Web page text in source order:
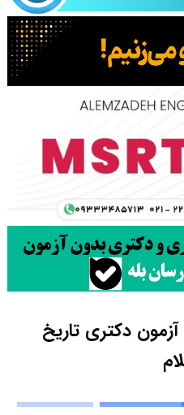
آزمون دکتری تاریخ